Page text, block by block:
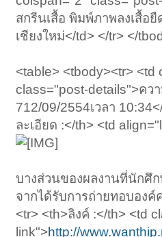
สกรีนเสื้อ พิมพ์ภาพลงเสื้อ
เชียงใหม่</td> </tr> </
<table> <tbody><tr> <td
class="post-details">คว
712/09/2554เวลา
ละเอียด :</th> <td
บางส่วนของผลงานที่นักศึ
จากได้รับการถ่ายทอบองค์
<tr> <th>ลิงค์ :</th> <td
link">http://